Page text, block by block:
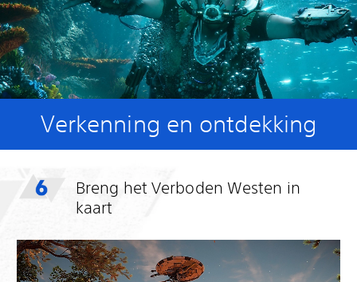
Verkenning en ontdekking
Breng het Verboden Westen in
kaart